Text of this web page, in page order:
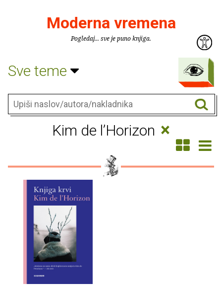
Moderna vremena
Pogledaj... sve je puno knjiga.
Sve teme
Kim de l’Horizon ×